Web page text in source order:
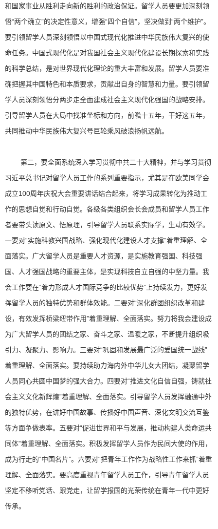
和国家事业从胜利走向新的胜利的政治保证。留学人员要更加深刻领
悟“两个确立”的决定性意义，增强“四个自信”，坚决做到“两个维护”。
要引领留学人员深刻领悟以中国式现代化推进中华民族伟大复兴的使
命任务。中国式现代化是对我国社会主义现代化建设长期探索和实践
的科学总结，是对世界现代化理论的重大丰富和发展。留学人员要准
确把握其中国特色和本质要求，贡献出自身的智慧和力量。要引领留
学人员深刻领悟分两步走全面建成社会主义现代化强国的战略安排。
引导留学人员在大局中找准坐标和方向，前瞻十五年，干好这五年，
共同推动中华民族伟大复兴号巨轮乘风破浪扬帆远航。
第二，要全面系统深入学习贯彻中共二十大精神，并与学习贯彻
习近平总书记对留学人员工作的系列重要指示，尤其是在欧美同学会
成立100周年庆祝大会重要讲话结合起来，将学习成果转化为推动工
作的思想自觉和行动自觉。各级各类组织会长会成员和留学人员工作
者要带头读原文、悟原理，引导留学人员联系实际学，生动有效学。
一要对“实施科教兴国战略、强化现代化建设人才支撑”着重理解、全
面落实。广大留学人员是重要人才资源，是实施教育强国、科技强
国、人才强国战略的重要主体，是实现科技自立自强的中坚力量。我
会工作要在“着力形成人才国际竞争的比较优势”上持续发力，更好发
挥留学人员的独特优势和群体效能。二要对“深化群团组织改革和建
设，有效发挥桥梁纽带作用”着重理解、全面落实。努力将我会建设成
为广大留学人员的团结之家、奋斗之家、温暖之家，不断提升组织吸
引力、凝聚力、影响力。三要对“巩固和发展最广泛的爱国统一战线”
着重理解、全面落实。要持续助力海内外中华儿女大团结，凝聚留学
人员同心共圆中国梦的强大合力。四要对“推进文化自信自强，铸就社
会主义文化新辉煌”着重理解、全面落实。引导留学人员发挥融通中外
的独特优势，在讲好中国故事、传播好中国声音、深化文明交流互鉴
等方面争做表率。五要对“促进世界和平与发展，推动构建人类命运共
同体”着重理解、全面落实。积极发挥留学人员作为民间大使的作用，
成为行走的“中国名片”。六要对“把青年工作作为战略性工作来抓”着重
理解、全面落实。要高度重视青年留学人员工作，引导青年留学人员
坚定不移听党话、跟党走，让留学报国的光荣传统在青年一代中更好
传承。